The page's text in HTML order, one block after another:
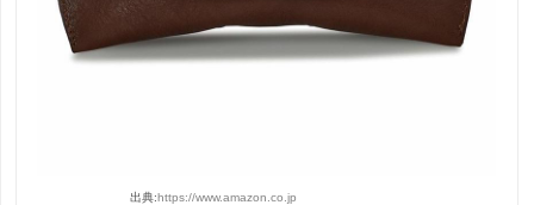
出典:https://www.amazon.co.jp